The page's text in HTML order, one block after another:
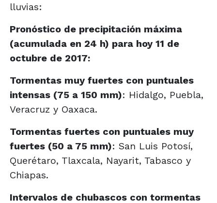
lluvias:
Pronóstico de precipitación máxima
(acumulada en 24 h) para hoy 11 de
octubre de 2017:
Tormentas muy fuertes con puntuales
intensas (75 a 150 mm): Hidalgo, Puebla,
Veracruz y Oaxaca.
Tormentas fuertes con puntuales muy
fuertes (50 a 75 mm): San Luis Potosí,
Querétaro, Tlaxcala, Nayarit, Tabasco y
Chiapas.
Intervalos de chubascos con tormentas